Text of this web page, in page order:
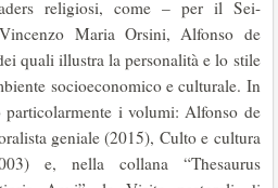
religiosi, come – per il Sei-
Maria Orsini, Alfonso de
quali illustra la personalità e lo stile
socioeconomico e culturale. In
particolarmente i volumi: Alfonso de
geniale (2015), Culto e cultura
e, nella collana “Thesaurus